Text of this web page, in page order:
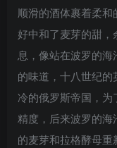
顺滑的酒体裹着柔
好中和了麦芽的甜
息，像站在波罗的
的味道，十八世纪
冷的俄罗斯帝国，
精度，后来波罗的
的麦芽和拉格酵母